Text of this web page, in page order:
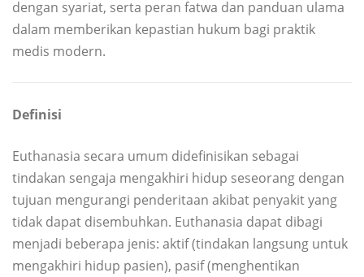
dengan syariat, serta peran fatwa dan panduan ulama
dalam memberikan kepastian hukum bagi praktik
medis modern.
Definisi
Euthanasia secara umum didefinisikan sebagai
tindakan sengaja mengakhiri hidup seseorang dengan
tujuan mengurangi penderitaan akibat penyakit yang
tidak dapat disembuhkan. Euthanasia dapat dibagi
menjadi beberapa jenis: aktif (tindakan langsung untuk
mengakhiri hidup pasien), pasif (menghentikan